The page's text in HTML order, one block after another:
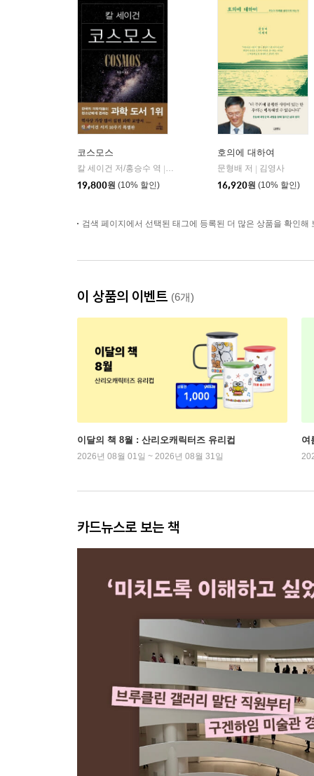
코스모스
칼 세이건 저/홍승수 역
사이언스북스
19,800원 (10% 할인)
호의에 대하여
문형배 저
김영사
16,920원 (10% 할인)
검색 페이지에서 선택된 태그에 등록된 더 많은 상품을 확인해
이 상품의 이벤트 (6개)
이달의 책 8월 : 산리오캐릭터즈 유리컵
2026년 08월 01일 ~ 2026년 08월 31일
여
카드뉴스로 보는 책